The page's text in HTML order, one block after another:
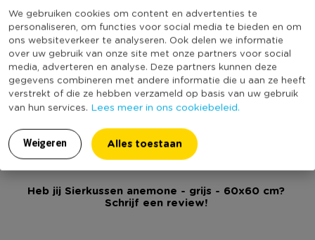
We gebruiken cookies om content en advertenties te
personaliseren, om functies voor social media te bieden en om
ons websiteverkeer te analyseren. Ook delen we informatie
over uw gebruik van onze site met onze partners voor social
media, adverteren en analyse. Deze partners kunnen deze
gegevens combineren met andere informatie die u aan ze heeft
verstrekt of die ze hebben verzameld op basis van uw gebruik
van hun services. Lees meer in ons cookiebeleid.
Weigeren Alles toestaan
• Gemaakt van polyester en katoen
Productlengte (cm)
60
Wastemperatuur in graden Celsius
30 °C
Vorm
Vierkant
Met afritsbare hoes
Ja
Duurzaamheidsscore
(Nog) geen score
Heb jij Sierkussen anemone - grijs - 60x60 cm?
Schrijf een review!